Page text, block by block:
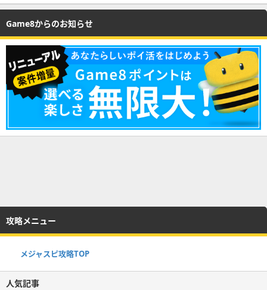
Game8からのお知らせ
攻略メニュー
メジャスピ攻略TOP
人気記事